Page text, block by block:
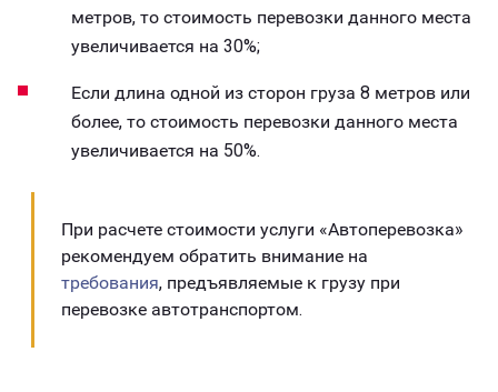
метров, то стоимость перевозки данного места
увеличивается на 30%;
Если длина одной из сторон груза 8 метров или
более, то стоимость перевозки данного места
увеличивается на 50%.
При расчете стоимости услуги «Автоперевозка»
рекомендуем обратить внимание на
требования, предъявляемые к грузу при
перевозке автотранспортом.